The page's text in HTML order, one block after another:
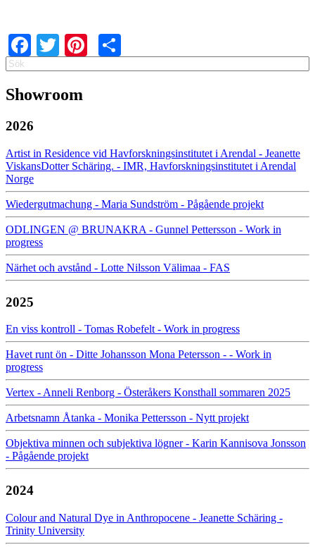
Facebook
TwitterPinterest
Search
Showroom
2026
Artist in Residence vid Havforskningsinstitutet i Arendal - Jeanette
ViskansDotter Schäring. - IMR, Havforskningsinstitutet i Arendal
Norge
Wiedergutmachung - Maria Sundström - Pågående projekt
ODLINGEN @ BRUNAKRA - Gunnel Pettersson - Work in
progress
Närhet och avstånd - Lotte Nilsson Välimaa - FAS
2025
En viss kontroll - Tomas Robefelt - Work in progress
Havet runt ön - Ditte Johansson Mona Petersson - - Work in
progress
Vertex - Anneli Renborg - Österåkers Konsthall sommaren 2025
Arbetsnamn Åtanka - Monika Pettersson - Nytt projekt
Objektiva minnen och subjektiva lögner - Karin Kannisova Jonsson
- Pågående projekt
2024
Colour and Natural Dye in Anthropocene - Jeanette Schäring -
Trinity University